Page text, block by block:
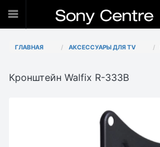
ГЛАВНАЯ АКСЕССУАРЫ ДЛЯ TV
Кронштейн Walfix R-333B